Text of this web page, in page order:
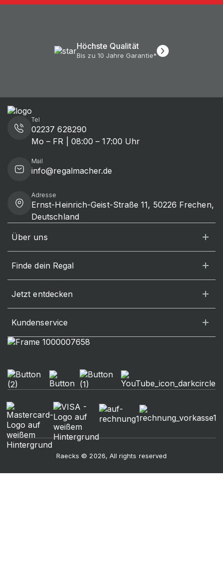
Höchste Qualität
Bis zu 10 Jahre Garantie*
Tel
02237 628290
Mo – FR | 08:00 – 17:00 Uhr
Mail
info@regalmacher.de
Adresse
Ernst-Heinrich-Geist-Straße 11, 50226 Frechen,
Deutschland
Über uns
Finde dein Regal
Jetzt entdecken
Kundenservice
Raecks © 2026, All rights reserved